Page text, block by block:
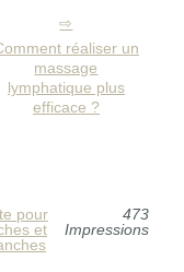
réaliser un
massage
lymphatique plus
efficace ?
pour
et
473
Impressions